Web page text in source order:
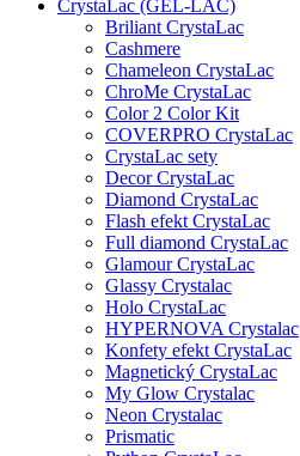
CrystaLac (GEL-LAC)
Briliant CrystaLac
Cashmere
Chameleon CrystaLac
ChroMe CrystaLac
Color 2 Color Kit
COVERPRO CrystaLac
CrystaLac sety
Decor CrystaLac
Diamond CrystaLac
Flash efekt CrystaLac
Full diamond CrystaLac
Glamour CrystaLac
Glassy Crystalac
Holo CrystaLac
HYPERNOVA Crystalac
Konfety efekt CrystaLac
Magnetický CrystaLac
My Glow Crystalac
Neon Crystalac
Prismatic